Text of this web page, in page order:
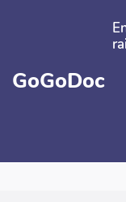
Aller au contenu
GoGoDoc